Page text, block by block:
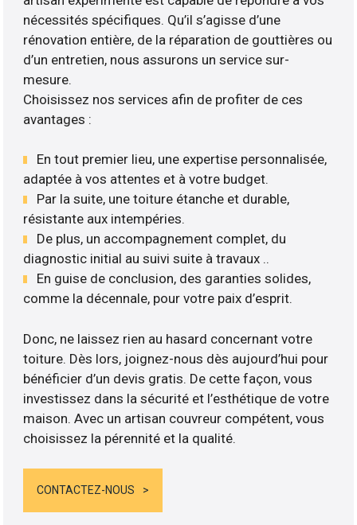
nécessités spécifiques. Qu’il s’agisse d’une
rénovation entière, de la réparation de gouttières ou
d’un entretien, nous assurons un service sur-
mesure.
Choisissez nos services afin de profiter de ces
avantages :
En tout premier lieu, une expertise personnalisée,
adaptée à vos attentes et à votre budget.
Par la suite, une toiture étanche et durable,
résistante aux intempéries.
De plus, un accompagnement complet, du
diagnostic initial au suivi suite à travaux ..
En guise de conclusion, des garanties solides,
comme la décennale, pour votre paix d’esprit.
Donc, ne laissez rien au hasard concernant votre
toiture. Dès lors, joignez-nous dès aujourd’hui pour
bénéficier d’un devis gratis. De cette façon, vous
investissez dans la sécurité et l’esthétique de votre
maison. Avec un artisan couvreur compétent, vous
choisissez la pérennité et la qualité.
CONTACTEZ-NOUS